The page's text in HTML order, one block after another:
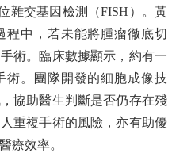
雜交基因檢測（FISH）。黃
程中，若未能將腫瘤徹底切
術。臨床數據顯示，約有一
術。團隊開發的細胞成像技
協助醫生判斷是否仍存在殘
重複手術的風險，亦有助優
療效率。